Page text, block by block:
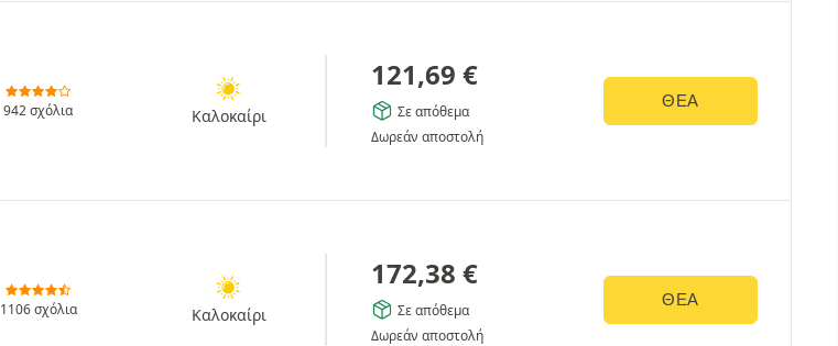
942 σχόλια Καλοκαίρι
121,69 €
Σε απόθεμα
Δωρεάν αποστολή
ΘΈΑ
1106 σχόλια Καλοκαίρι
172,38 €
Σε απόθεμα
Δωρεάν αποστολή
ΘΈΑ